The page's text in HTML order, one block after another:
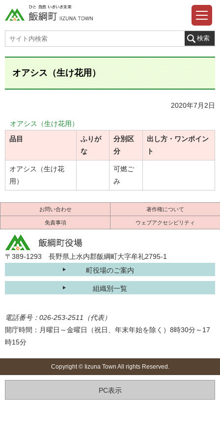
オアシス（生け花用）
2020年7月2日
オアシス（生け花用）
品目
ふりが
な
分別区
分
出し方・ワンポイン
ト
オアシス（生け花
用）
可燃ご
み
お問い合わせ 著作権について
免責事項 ウェブアクセシビリティ
〒389-1293 長野県上水内郡飯綱町大字牟礼2795-1
町役場のご案内
組織別一覧
電話番号：026-253-2511（代表）
開庁時間：月曜日～金曜日（祝日、年末年始を除く）8時30分～17
時15分
Copyright © Iizuna Town All rights Reserved.
PC表示